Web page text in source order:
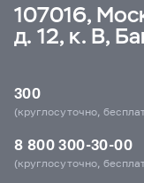
107016,
д. 12, к. В,
300
(круглосуточно,
8 800 300-30-00
(круглосуточно,